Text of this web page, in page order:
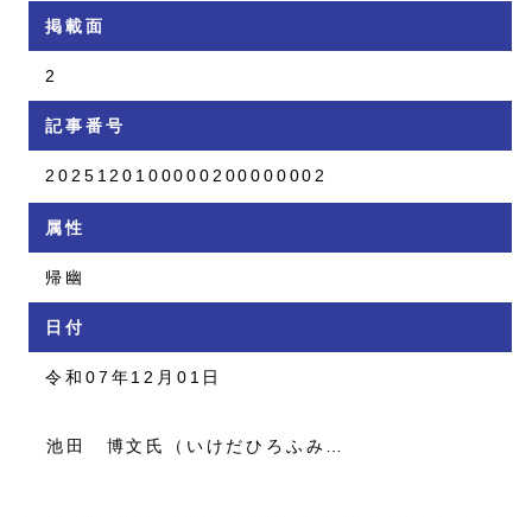
掲載面
2
記事番号
2025120100000200000002
属性
帰幽
日付
令和07年12月01日
池田 博文氏（いけだひろふみ…